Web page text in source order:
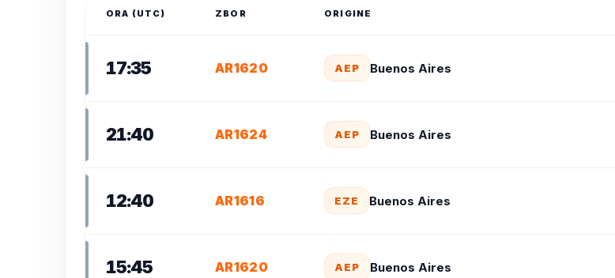
ORA (UTC) ZBOR ORIGINE
17:35 AR1620 AEP Buenos Aires
21:40 AR1624 AEP Buenos Aires
12:40 AR1616 EZE Buenos Aires
15:45 AR1620 AEP Buenos Aires